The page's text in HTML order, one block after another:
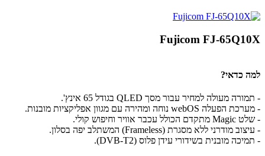
Fujicom FJ-65Q10X
למה כדאי?
- תמורה מעולה למחיר עבור מסך QLED בגודל 65 אינץ'.
- מערכת הפעלה webOS נוחה ומהירה עם מגוון אפליקציות מובנות.
- שלט Magic מתקדם הכולל עכבר אוויר וחיפוש קולי.
- עיצוב מודרני ללא מסגרת (Frameless) המשתלב יפה בסלון.
- תמיכה מובנית בשידורי עידן פלוס (DVB-T2).